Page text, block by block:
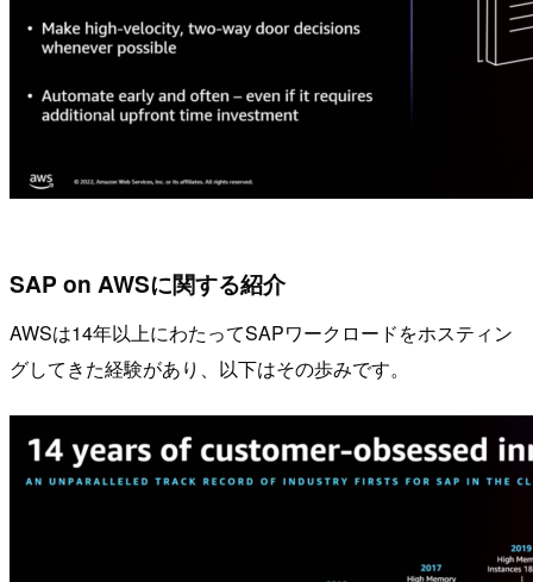
SAP on AWSに関する紹介
AWSは14年以上にわたってSAPワークロードをホスティン
グしてきた経験があり、以下はその歩みです。